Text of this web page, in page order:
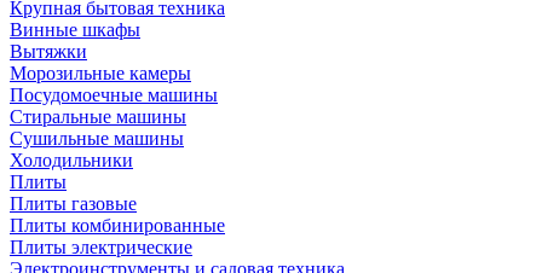
Крупная бытовая техника
Винные шкафы
Вытяжки
Морозильные камеры
Посудомоечные машины
Стиральные машины
Сушильные машины
Холодильники
Плиты
Плиты газовые
Плиты комбинированные
Плиты электрические
Электроинструменты и садовая техника